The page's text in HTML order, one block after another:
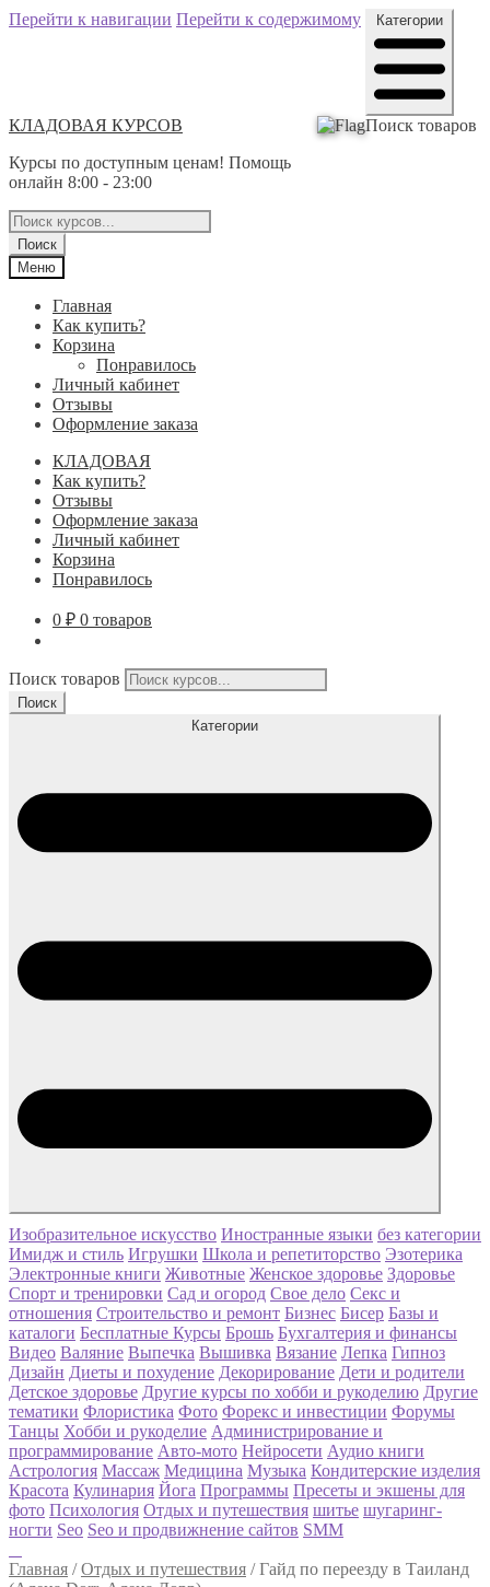
Перейти к навигации Перейти к содержимому
КЛАДОВАЯ КУРСОВ
Курсы по доступным ценам! Помощь
онлайн 8:00 - 23:00
Категории
Поиск товаров
Поиск
Меню
Главная
Как купить?
Корзина
Понравилось
Личный кабинет
Отзывы
Оформление заказа
КЛАДОВАЯ
Как купить?
Отзывы
Оформление заказа
Личный кабинет
Корзина
Понравилось
0 ₽ 0 товаров
Поиск товаров
Поиск
Категории
Изобразительное искусство Иностранные языки без категории
Имидж и стиль Игрушки Школа и репетиторство Эзотерика
Электронные книги Животные Женское здоровье Здоровье
Спорт и тренировки Сад и огород Свое дело Секс и
отношения Строительство и ремонт Бизнес Бисер Базы и
каталоги Бесплатные Курсы Брошь Бухгалтерия и финансы
Видео Валяние Выпечка Вышивка Вязание Лепка Гипноз
Дизайн Диеты и похудение Декорирование Дети и родители
Детское здоровье Другие курсы по хобби и рукоделию Другие
тематики Флористика Фото Форекс и инвестиции Форумы
Танцы Хобби и рукоделие Администрирование и
программирование Авто-мото Нейросети Аудио книги
Астрология Массаж Медицина Музыка Кондитерские изделия
Красота Кулинария Йога Программы Пресеты и экшены для
фото Психология Отдых и путешествия шитье шугаринг-
ногти Seo Seo и продвижнение сайтов SMM
Главная /Отдых и путешествия /Гайд по переезду в Таиланд